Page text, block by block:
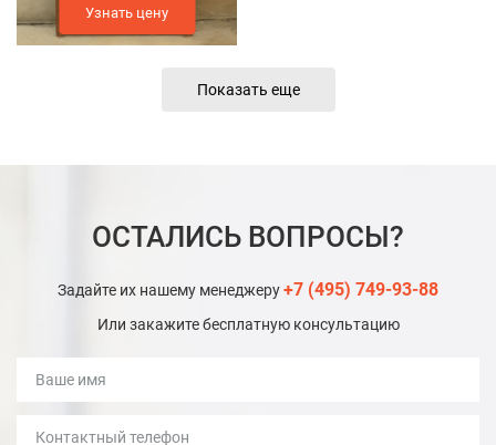
Узнать цену
Показать еще
ОСТАЛИСЬ ВОПРОСЫ?
Задайте их нашему менеджеру+7 (495) 749-93-88
Или закажите бесплатную консультацию